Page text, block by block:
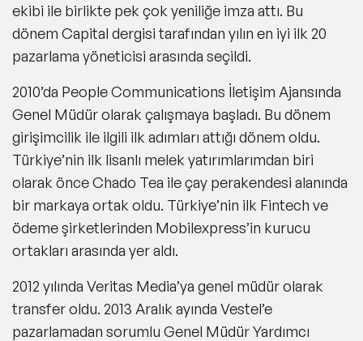
ekibi ile birlikte pek çok yeniliğe imza attı. Bu
dönem Capital dergisi tarafından yılın en iyi ilk 20
pazarlama yöneticisi arasında seçildi.
2010’da People Communications İletişim Ajansında
Genel Müdür olarak çalışmaya başladı. Bu dönem
girişimcilik ile ilgili ilk adımları attığı dönem oldu.
Türkiye’nin ilk lisanlı melek yatırımlarımdan biri
olarak önce Chado Tea ile çay perakendesi alanında
bir markaya ortak oldu. Türkiye’nin ilk Fintech ve
ödeme şirketlerinden Mobilexpress’in kurucu
ortakları arasında yer aldı.
2012 yılında Veritas Media’ya genel müdür olarak
transfer oldu. 2013 Aralık ayında Vestel’e
pazarlamadan sorumlu Genel Müdür Yardımcı